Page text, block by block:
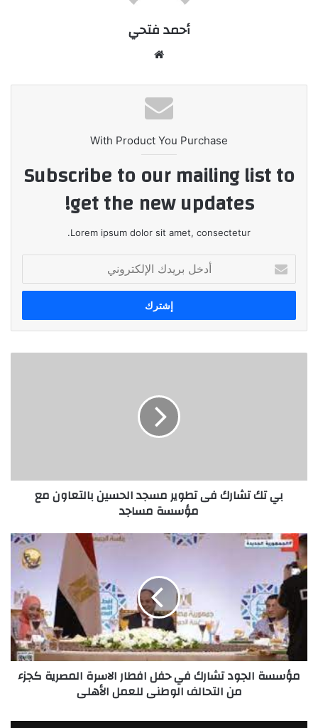
أحمد فتحي
With Product You Purchase
Subscribe to our mailing list to
get the new updates!
Lorem ipsum dolor sit amet, consectetur.
بريدك
الإلكتروني
مع
مؤسسةبي تك تشارك فى تطوير مسجد الحسين بالتعاون مع
مؤسسة مساجد
مؤسسة
الجود
تشارك
حفل
افطار
الاسرة
المصرية
كجزء
من
للعمل
مؤسسة الجود تشارك في حفل افطار الاسرة المصرية كجزء
من التحالف الوطنى للعمل الأهلى